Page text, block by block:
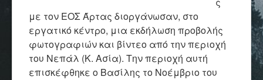
με τον ΕΟΣ Άρτας διοργάνωσαν, στο
εργατικό κέντρο, μια εκδήλωση προβολής
φωτογραφιών και βίντεο από την περιοχή
του Νεπάλ (Κ. Ασία). Την περιοχή αυτή
επισκέφθηκε ο Βασίλης το Νοέμβριο του